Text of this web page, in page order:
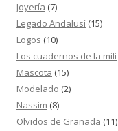
Joyería (7)
Legado Andalusí (15)
Logos (10)
Los cuadernos de la mili
Mascota (15)
Modelado (2)
Nassim (8)
Olvidos de Granada (11)